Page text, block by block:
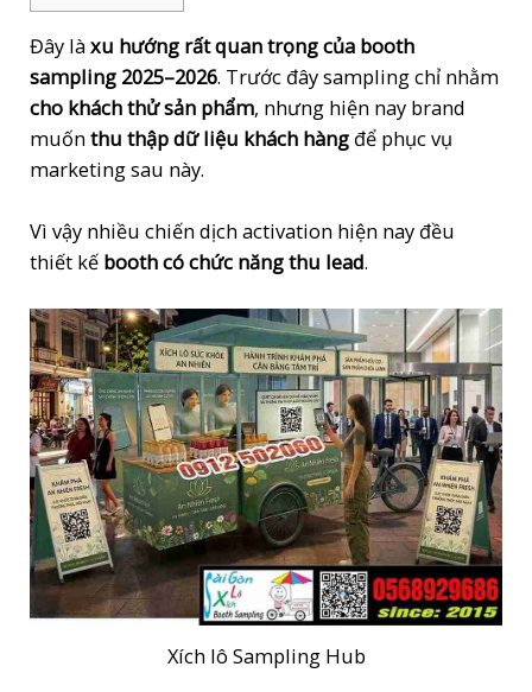
quantity
Đây làxu hướng rất quan trọng của booth
sampling 2025–2026. Trước đây sampling chỉ nhằm
cho khách thử sản phẩm, nhưng hiện nay brand
muốnthu thập dữ liệu khách hàng để phục vụ
marketing sau này.
Vì vậy nhiều chiến dịch activation hiện nay đều
thiết kế booth có chức năng thu lead.
Xích lô Sampling Hub